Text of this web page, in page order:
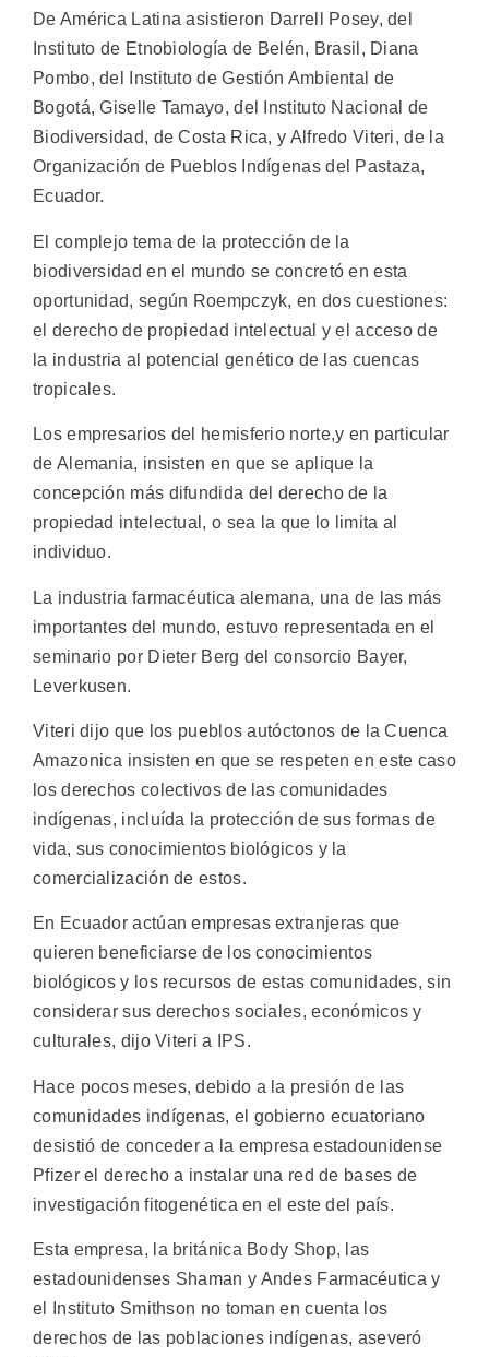
De América Latina asistieron Darrell Posey, del
Instituto de Etnobiología de Belén, Brasil, Diana
Pombo, del Instituto de Gestión Ambiental de
Bogotá, Giselle Tamayo, del Instituto Nacional de
Biodiversidad, de Costa Rica, y Alfredo Viteri, de la
Organización de Pueblos Indígenas del Pastaza,
Ecuador.
El complejo tema de la protección de la
biodiversidad en el mundo se concretó en esta
oportunidad, según Roempczyk, en dos cuestiones:
el derecho de propiedad intelectual y el acceso de
la industria al potencial genético de las cuencas
tropicales.
Los empresarios del hemisferio norte,y en particular
de Alemania, insisten en que se aplique la
concepción más difundida del derecho de la
propiedad intelectual, o sea la que lo limita al
individuo.
La industria farmacéutica alemana, una de las más
importantes del mundo, estuvo representada en el
seminario por Dieter Berg del consorcio Bayer,
Leverkusen.
Viteri dijo que los pueblos autóctonos de la Cuenca
Amazonica insisten en que se respeten en este caso
los derechos colectivos de las comunidades
indígenas, incluída la protección de sus formas de
vida, sus conocimientos biológicos y la
comercialización de estos.
En Ecuador actúan empresas extranjeras que
quieren beneficiarse de los conocimientos
biológicos y los recursos de estas comunidades, sin
considerar sus derechos sociales, económicos y
culturales, dijo Viteri a IPS.
Hace pocos meses, debido a la presión de las
comunidades indígenas, el gobierno ecuatoriano
desistió de conceder a la empresa estadounidense
Pfizer el derecho a instalar una red de bases de
investigación fitogenética en el este del país.
Esta empresa, la británica Body Shop, las
estadounidenses Shaman y Andes Farmacéutica y
el Instituto Smithson no toman en cuenta los
derechos de las poblaciones indígenas, aseveró